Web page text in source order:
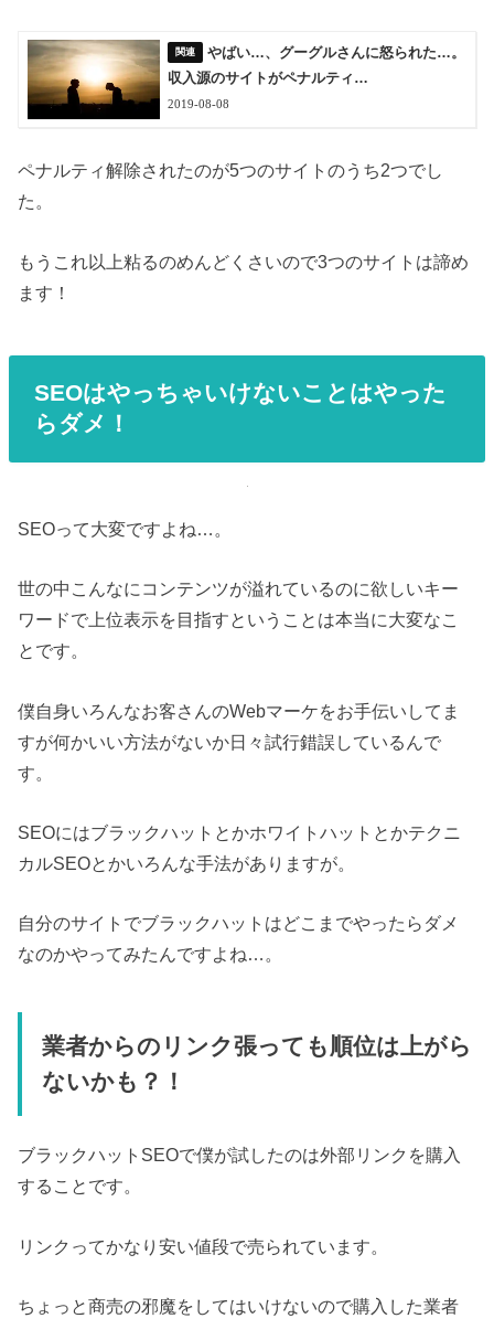
やばい…、グーグルさんに怒られた…。
収入源のサイトがペナルティ…
2019-08-08
ペナルティ解除されたのが5つのサイトのうち2つでし
た。
もうこれ以上粘るのめんどくさいので3つのサイトは諦め
ます！
SEOはやっちゃいけないことはやった
らダメ！
SEOって大変ですよね…。
世の中こんなにコンテンツが溢れているのに欲しいキー
ワードで上位表示を目指すということは本当に大変なこ
とです。
僕自身いろんなお客さんのWebマーケをお手伝いしてま
すが何かいい方法がないか日々試行錯誤しているんで
す。
SEOにはブラックハットとかホワイトハットとかテクニ
カルSEOとかいろんな手法がありますが。
自分のサイトでブラックハットはどこまでやったらダメ
なのかやってみたんですよね…。
業者からのリンク張っても順位は上がら
ないかも？！
ブラックハットSEOで僕が試したのは外部リンクを購入
することです。
リンクってかなり安い値段で売られています。
ちょっと商売の邪魔をしてはいけないので購入した業者